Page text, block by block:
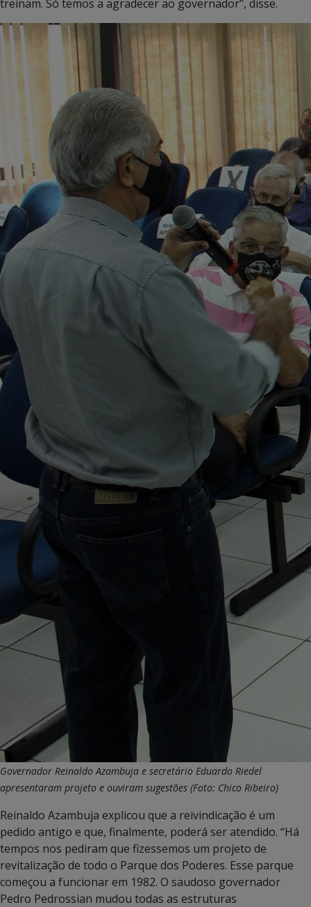
treinam. Só temos a agradecer ao governador”, disse.
Governador Reinaldo Azambuja e secretário Eduardo Riedel
apresentaram projeto e ouviram sugestões (Foto: Chico Ribeiro)
Reinaldo Azambuja explicou que a reivindicação é um
pedido antigo e que, finalmente, poderá ser atendido. “Há
tempos nos pediram que fizessemos um projeto de
revitalização de todo o Parque dos Poderes. Esse parque
começou a funcionar em 1982. O saudoso governador
Pedro Pedrossian mudou todas as estruturas